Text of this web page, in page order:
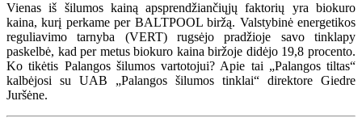
Vienas iš šilumos kainą apsprendžiančiųjų faktorių yra biokuro
kaina, kurį perkame per BALTPOOL biržą. Valstybinė energetikos
reguliavimo tarnyba (VERT) rugsėjo pradžioje savo tinklapy
paskelbė, kad per metus biokuro kaina biržoje didėjo 19,8 procento.
Ko tikėtis Palangos šilumos vartotojui? Apie tai „Palangos tiltas“
kalbėjosi su UAB „Palangos šilumos tinklai“ direktore Giedre
Juršėne.